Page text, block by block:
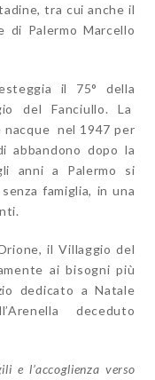
tra cui anche il
di Palermo Marcello
il 75° della
del Fanciullo. La
nel 1947 per
abbandono dopo la
anni a Palermo si
famiglia, in una
il Villaggio del
ai bisogni più
dedicato a Natale
deceduto
e l’accoglienza verso